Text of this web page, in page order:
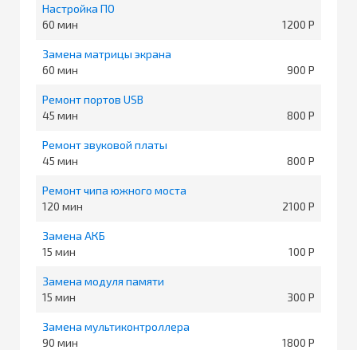
Настройка ПО
60
1200
Замена матрицы экрана
60
900
Ремонт портов USB
45
800
Ремонт звуковой платы
45
800
Ремонт чипа южного моста
120
2100
Замена АКБ
15
100
Замена модуля памяти
15
300
Замена мультиконтроллера
90
1800